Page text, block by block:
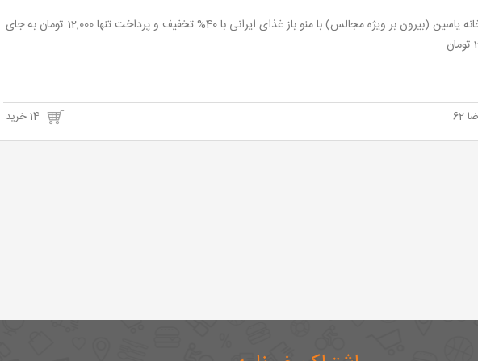
آشپزخانه یاسین (بیرون بر ویژه مجالس) با منو باز غذای ایرانی با 40% تخفیف و پرداخت تنها 12,000 تومان به جای
62